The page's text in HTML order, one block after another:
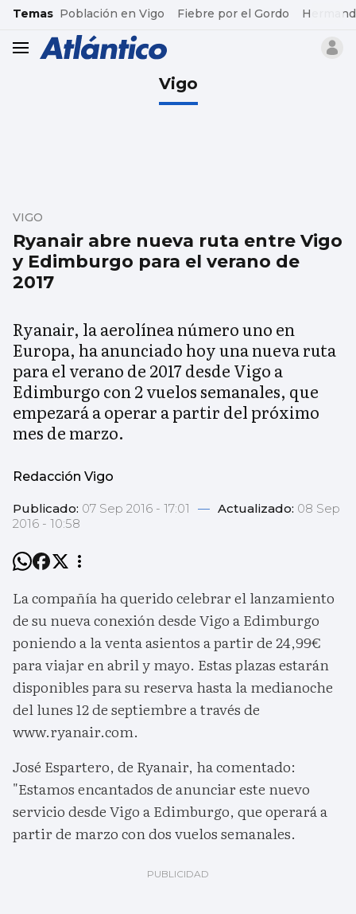
common.go-to-content
Temas Población en Vigo Fiebre por el Gordo
header.menu.open
Vigo
Ryanair abre nueva ruta entre Vigo
y Edimburgo para el verano de
2017
VIGO
Ryanair, la aerolínea número uno en
Europa, ha anunciado hoy una nueva ruta
para el verano de 2017 desde Vigo a
Edimburgo con 2 vuelos semanales, que
empezará a operar a partir del próximo
mes de marzo.
Redacción Vigo
Publicado: 07 Sep 2016 - 17:01 — Actualizado: 08 Sep
2016 - 10:58
La compañía ha querido celebrar el lanzamiento
de su nueva conexión desde Vigo a Edimburgo
poniendo a la venta asientos a partir de 24,99€
para viajar en abril y mayo. Estas plazas estarán
disponibles para su reserva hasta la medianoche
del lunes 12 de septiembre a través de
www.ryanair.com.
José Espartero, de Ryanair, ha comentado:
"Estamos encantados de anunciar este nuevo
servicio desde Vigo a Edimburgo, que operará a
partir de marzo con dos vuelos semanales.